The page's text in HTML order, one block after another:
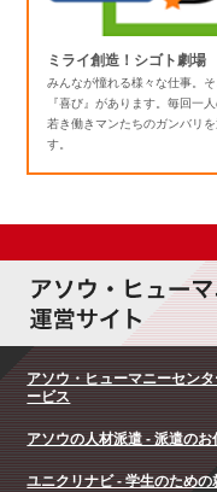
ミライ創造！シゴト劇場
みんなが憧れる様々な仕事。
『喜び』があります。毎回一
若き働きマンたちのガンバリ
す。
アソウ・ヒューマニーセン
ービス
アソウの人材派遣 - 派遣のお
ユニクリナビ - 学生のための